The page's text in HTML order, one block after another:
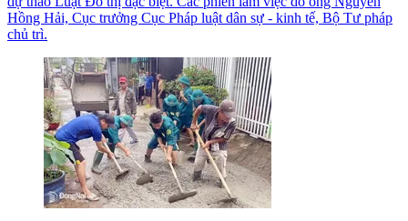
Hồng Hải, Cục trưởng Cục Pháp luật dân sự - kinh tế, Bộ Tư pháp
chủ trì.